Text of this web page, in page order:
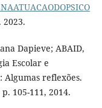
2023.
Dapieve; ABAID,
Escolar e
Algumas reflexões.
105-111, 2014.